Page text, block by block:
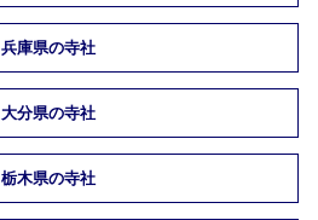
兵庫県の寺社
大分県の寺社
栃木県の寺社